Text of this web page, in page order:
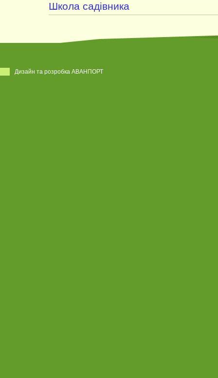
Школа садівника
Дизайн та розробка АВАНПОРТ